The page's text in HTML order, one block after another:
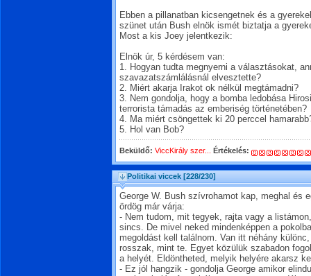
Ebben a pillanatban kicsengetnek és a
szünet után Bush elnök ismét biztatja a
Most a kis Joey jelentkezik:
Elnök úr, 5 kérdésem van:
1. Hogyan tudta megnyerni a választásokat,
szavazatszámlálásnál elvesztette?
2. Miért akarja Irakot ok nélkül megtámadni?
3. Nem gondolja, hogy a bomba ledobása
terrorista támadás az emberiség történetében?
4. Ma miért csöngettek ki 20 perccel
5. Hol van Bob?
Beküldő: ViccKirály szer... Értékelés:
Politikai viccek [228/230]
George W. Bush szívrohamot kap, meghal és
ördög már várja:
- Nem tudom, mit tegyek, rajta vagy a
sincs. De mivel neked mindenképpen a
megoldást kell találnom. Van itt néhány
rosszak, mint te. Egyet közülük szabadon
a helyét. Eldöntheted, melyik helyére akarsz
- Ez jól hangzik - gondolja George amikor